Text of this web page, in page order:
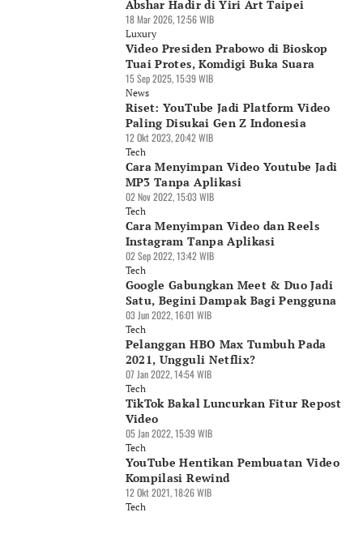
Abshar Hadir di Yiri Art Taipei
18 Mar 2026, 12:56 WIB
Luxury
Video Presiden Prabowo di Bioskop
Tuai Protes, Komdigi Buka Suara
15 Sep 2025, 15:39 WIB
News
Riset: YouTube Jadi Platform Video
Paling Disukai Gen Z Indonesia
12 Okt 2023, 20:42 WIB
Tech
Cara Menyimpan Video Youtube Jadi
MP3 Tanpa Aplikasi
02 Nov 2022, 15:03 WIB
Tech
Cara Menyimpan Video dan Reels
Instagram Tanpa Aplikasi
02 Sep 2022, 13:42 WIB
Tech
Google Gabungkan Meet & Duo Jadi
Satu, Begini Dampak Bagi Pengguna
03 Jun 2022, 16:01 WIB
Tech
Pelanggan HBO Max Tumbuh Pada
2021, Ungguli Netflix?
07 Jan 2022, 14:54 WIB
Tech
TikTok Bakal Luncurkan Fitur Repost
Video
05 Jan 2022, 15:39 WIB
Tech
YouTube Hentikan Pembuatan Video
Kompilasi Rewind
12 Okt 2021, 18:26 WIB
Tech